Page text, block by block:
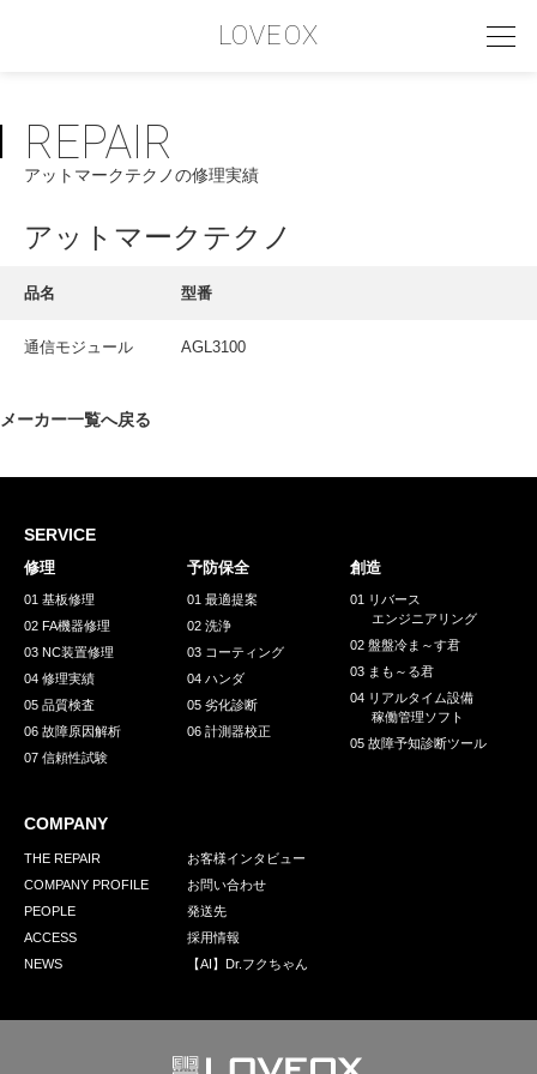
LOVEOX
PHILOSOPHY
フィロソフィー
COMPANY PROFILE
INTERVIEW
採用情報
GREEN CHALLENGE
環境への取り組み
お問い合わせ 発送先
REPAIR
アットマークテクノの修理実績
アットマークテクノ
品名 型番
通信モジュール AGL3100
メーカー一覧へ戻る
SERVICE
修理
01 基板修理
02 FA機器修理
03 NC装置修理
04 修理実績
05 品質検査
06 故障原因解析
07 信頼性試験
予防保全
01 最適提案
02 洗浄
03 コーティング
04 ハンダ
05 劣化診断
06 計測器校正
創造
01 リバース
エンジニアリング
02 盤盤冷ま～す君
03 まも～る君
04 リアルタイム設備
稼働管理ソフト
05 故障予知診断ツール
COMPANY
THE REPAIR
COMPANY PROFILE
PEOPLE
ACCESS
NEWS
お客様インタビュー
お問い合わせ
発送先
採用情報
【AI】Dr.フクちゃん